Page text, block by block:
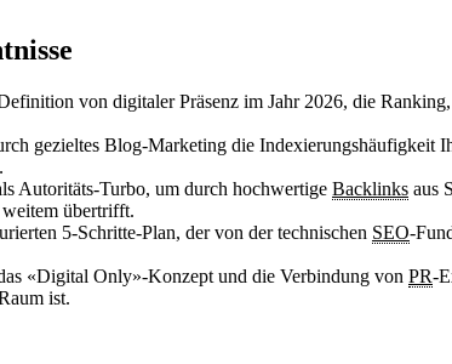
von digitaler Präsenz im Jahr 2026, die
gezieltes Blog-Marketing die Indexierungshäufigkeit
Autoritäts-Turbo, um durch hochwertige Backlinks aus
übertrifft.
5-Schritte-Plan, der von der technischen SEO-
«Digital Only»-Konzept und die Verbindung von PR-
ist.